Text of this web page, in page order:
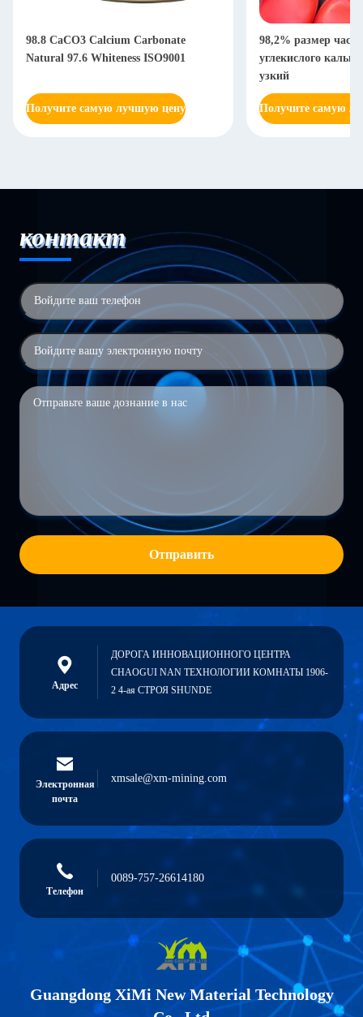
98.8 CaCO3 Calcium Carbonate
Natural 97.6 Whiteness ISO9001
Получите самую лучшую цену
98,2% размер
углекислого
узкий
Получите самую
контакт
Отправить
Адрес
ДОРОГА ИННОВАЦИОННОГО ЦЕНТРА
CHAOGUI NAN ТЕХНОЛОГИИ КОМНАТЫ 1906-
2 4-ая СТРОЯ SHUNDE
Электронная
почта
xmsale@xm-mining.com
Телефон
0089-757-26614180
Guangdong XiMi New Material Technology